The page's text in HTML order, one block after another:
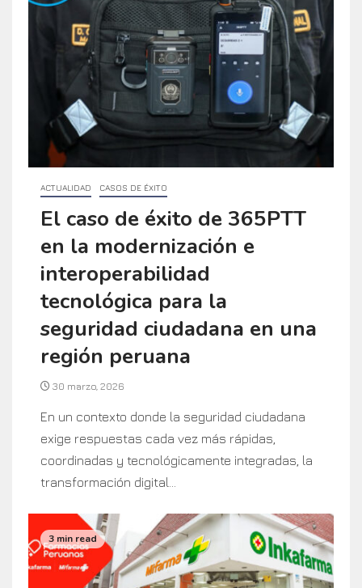
ACTUALIDAD CASOS DE ÉXITO
El caso de éxito de 365PTT
en la modernización e
interoperabilidad
tecnológica para la
seguridad ciudadana en una
región peruana
30 marzo, 2026
En un contexto donde la seguridad ciudadana
exige respuestas cada vez más rápidas,
coordinadas y tecnológicamente integradas, la
transformación digital...
3 min read